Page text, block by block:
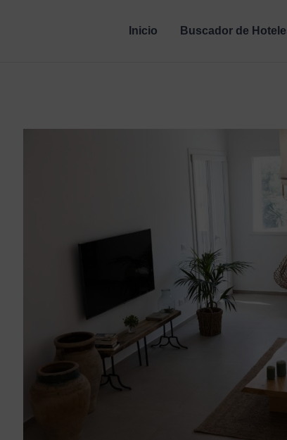
Inicio Buscador de